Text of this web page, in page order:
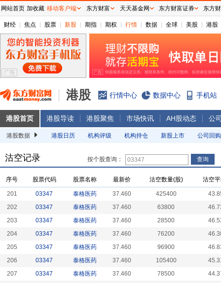
财经 焦点 股票 新股 期指 期权 行情 数据 全球 美股 港股
港股 行情中心 数据中心 手机站
港股首页 港股导读 港股聚焦 市场快讯 AH股动态 公
港股数据 港股日历 机构评级 机构持仓 新股上市 公司回购
沽空记录 按个股查询：
序号 股票代码 股票名称 最新价 沽空数量(股) 沽空
201 03347 泰格医药 37.460 425400
202
03347 泰格医药 37.460 63800
203
03347 泰格医药 37.460 28500
204
03347 泰格医药 37.460 76200
205
03347 泰格医药 37.460 96900
206
03347 泰格医药 37.460 105400
207
03347 泰格医药 37.460 78500
网站首页 加收藏 移动客户端 东方财富 天天基金网 东方财富证券 东方